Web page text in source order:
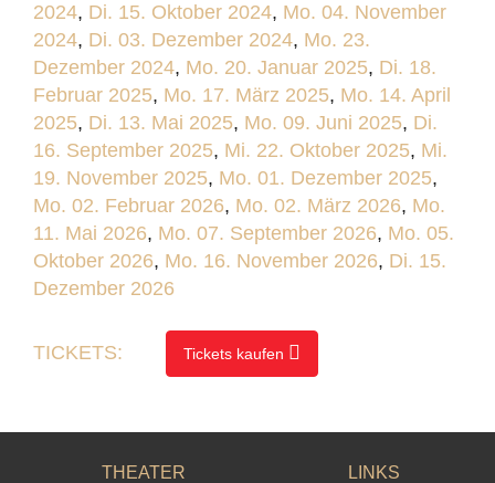
2024, Di. 15. Oktober 2024, Mo. 04. November
2024, Di. 03. Dezember 2024, Mo. 23.
Dezember 2024, Mo. 20. Januar 2025, Di. 18.
Februar 2025, Mo. 17. März 2025, Mo. 14. April
2025, Di. 13. Mai 2025, Mo. 09. Juni 2025, Di.
16. September 2025, Mi. 22. Oktober 2025, Mi.
19. November 2025, Mo. 01. Dezember 2025,
Mo. 02. Februar 2026, Mo. 02. März 2026, Mo.
11. Mai 2026, Mo. 07. September 2026, Mo. 05.
Oktober 2026, Mo. 16. November 2026, Di. 15.
Dezember 2026
TICKETS: Tickets kaufen
THEATER LINKS